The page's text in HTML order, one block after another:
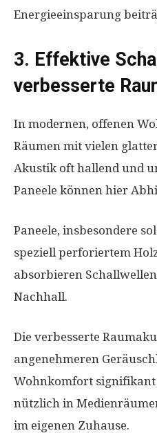
Energieeinsparung
3. Effektive
verbesserte
In modernen, offenen
Räumen mit vielen
Akustik oft hallend und
Paneele können hier
Paneele, insbesondere
speziell perforiertem
absorbieren
Nachhall.
Die verbesserte
angenehmeren
Wohnkomfort signifikant
nützlich in
im eigenen Zuhause.